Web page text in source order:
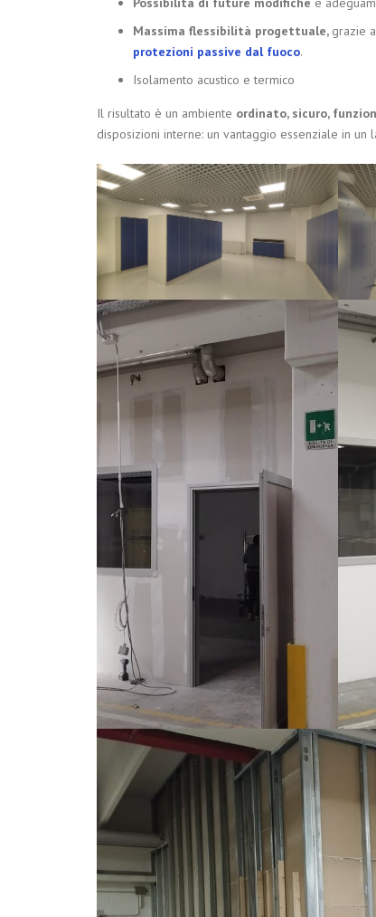
Massima flessibilità progettuale, grazie
protezioni passive dal fuoco.
Isolamento acustico e termico
Il risultato è un ambiente ordinato, sicuro,
disposizioni interne: un vantaggio essenziale in un